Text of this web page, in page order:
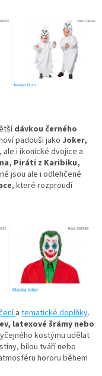
dávkou černého
padouši jako Joker,
, ale i ikonické dvojice a
Piráti z Karibiku,
jsou ale i odlehčené
, které rozproudí
a tematické doplňky.
latexové šrámy nebo
kostýmu udělat
bílou tváří nebo
hororu během